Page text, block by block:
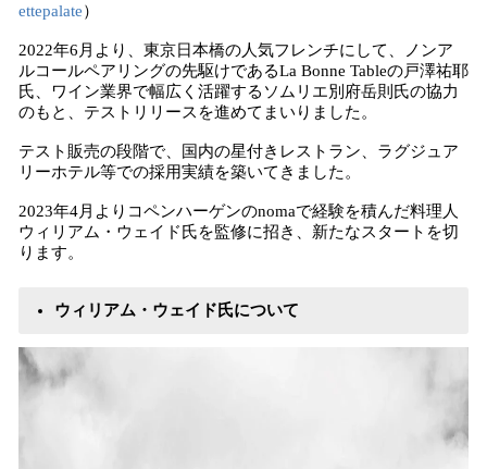
ettepalate）
2022年6月より、東京日本橋の人気フレンチにして、ノンア
ルコールペアリングの先駆けであるLa Bonne Tableの戸澤祐耶
氏、ワイン業界で幅広く活躍するソムリエ別府岳則氏の協力
のもと、テストリリースを進めてまいりました。
テスト販売の段階で、国内の星付きレストラン、ラグジュア
リーホテル等での採用実績を築いてきました。
2023年4月よりコペンハーゲンのnomaで経験を積んだ料理人
ウィリアム・ウェイド氏を監修に招き、新たなスタートを切
ります。
ウィリアム・ウェイド氏について